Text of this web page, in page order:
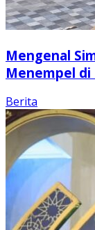
Mengenal
Menempel di
Berita